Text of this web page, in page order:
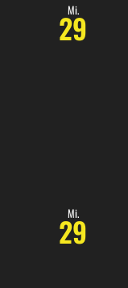
Mi.
29
Mi.
29